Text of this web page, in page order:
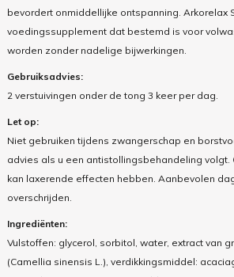
bevordert onmiddellijke ontspanning. Arkorelax
voedingssupplement dat bestemd is voor
worden zonder nadelige bijwerkingen.
Gebruiksadvies:
2 verstuivingen onder de tong 3 keer per dag.
Let op:
Niet gebruiken tijdens zwangerschap en
advies als u een antistollingsbehandeling volgt.
kan laxerende effecten hebben. Aanbevolen
overschrijden.
Ingrediënten:
Vulstoffen: glycerol, sorbitol, water, extract van
(Camellia sinensis L.), verdikkingsmiddel: